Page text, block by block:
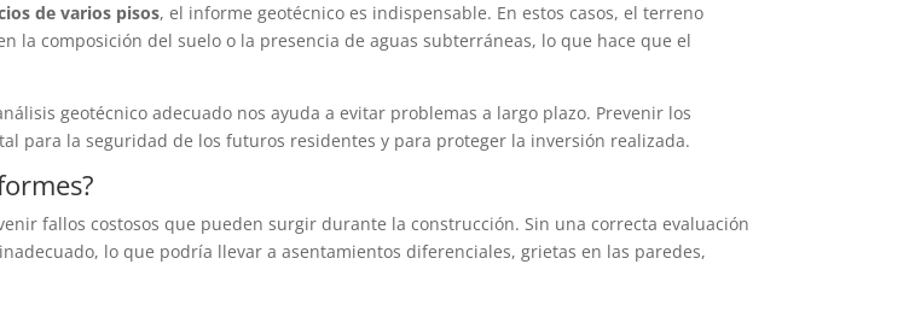
de varios pisos, el informe geotécnico es indispensable. En estos casos, el terreno
la composición del suelo o la presencia de aguas subterráneas, lo que hace que el
geotécnico adecuado nos ayuda a evitar problemas a largo plazo. Prevenir los
para la seguridad de los futuros residentes y para proteger la inversión realizada.
fallos costosos que pueden surgir durante la construcción. Sin una correcta evaluación
lo que podría llevar a asentamientos diferenciales, grietas en las paredes,